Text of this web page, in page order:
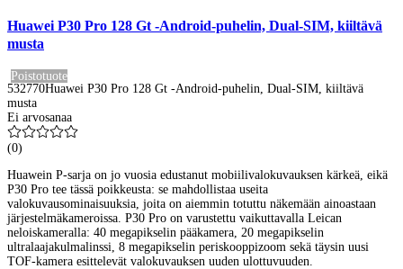
Huawei P30 Pro 128 Gt -Android-puhelin, Dual-SIM, kiiltävä
musta
Poistotuote
532770Huawei P30 Pro 128 Gt -Android-puhelin, Dual-SIM, kiiltävä
musta
Ei arvosanaa
(0)
Huawein P-sarja on jo vuosia edustanut mobiilivalokuvauksen kärkeä, eikä
P30 Pro tee tässä poikkeusta: se mahdollistaa useita
valokuvausominaisuuksia, joita on aiemmin totuttu näkemään ainoastaan
järjestelmäkameroissa. P30 Pro on varustettu vaikuttavalla Leican
neloiskameralla: 40 megapikselin pääkamera, 20 megapikselin
ultralaajakulmalinssi, 8 megapikselin periskooppizoom sekä täysin uusi
TOF-kamera esittelevät valokuvauksen uuden ulottuvuuden.